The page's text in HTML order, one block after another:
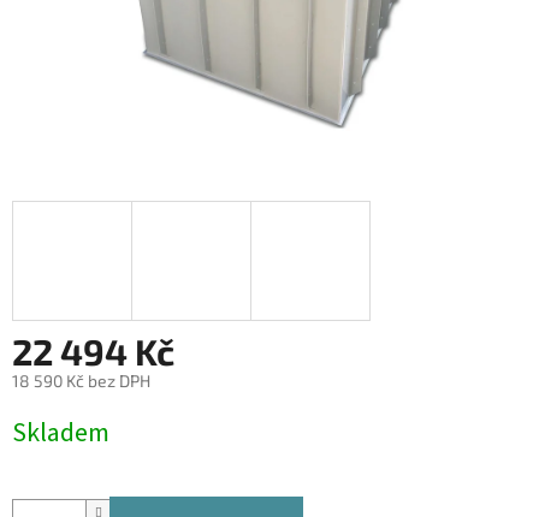
22 494 Kč
18 590 Kč bez DPH
cena:
Skladem